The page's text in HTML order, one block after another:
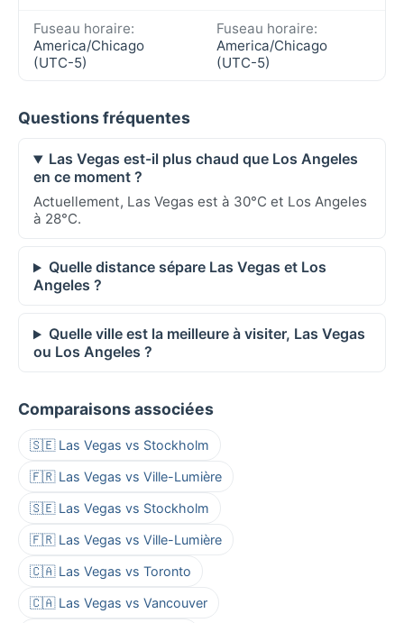
Fuseau horaire:
America/Chicago
(UTC-5)
Fuseau horaire:
America/Chicago
(UTC-5)
Questions fréquentes
Las Vegas est-il plus chaud que Los Angeles
en ce moment ?
Actuellement, Las Vegas est à 30°C et Los Angeles
à 28°C.
Quelle distance sépare Las Vegas et Los
Angeles ?
Quelle ville est la meilleure à visiter, Las Vegas
ou Los Angeles ?
Comparaisons associées
🇸🇪 Las Vegas vs Stockholm
🇫🇷 Las Vegas vs Ville-Lumière
🇸🇪 Las Vegas vs Stockholm
🇫🇷 Las Vegas vs Ville-Lumière
🇨🇦 Las Vegas vs Toronto
🇨🇦 Las Vegas vs Vancouver